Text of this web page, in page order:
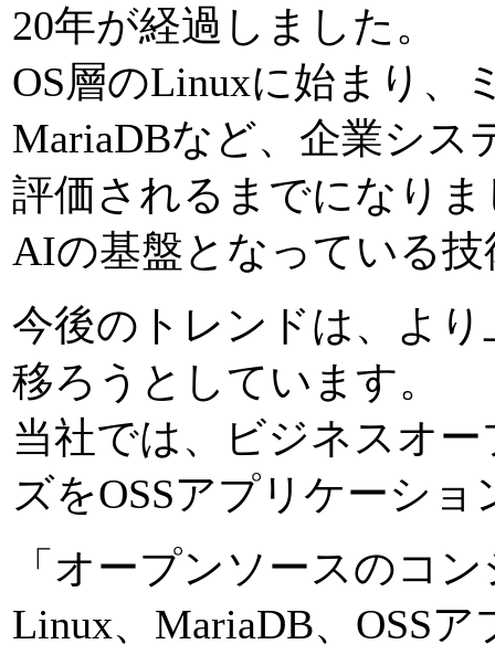
20年が経過しました。
OS層のLinuxに始まり、
MariaDBなど、企業シス
評価されるまでになり
AIの基盤となっている
今後のトレンドは、よ
移ろうとしています。
当社では、ビジネスオ
ズをOSSアプリケーシ
「オープンソースのコ
Linux、MariaDB、OSS